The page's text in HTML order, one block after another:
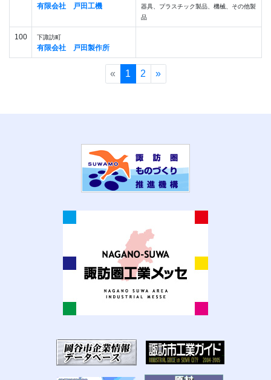
有限会社 戸田工機
器具、プラスチック製品、機械、その他製
品
100 下諏訪町
有限会社 戸田製作所
« 1 2 »